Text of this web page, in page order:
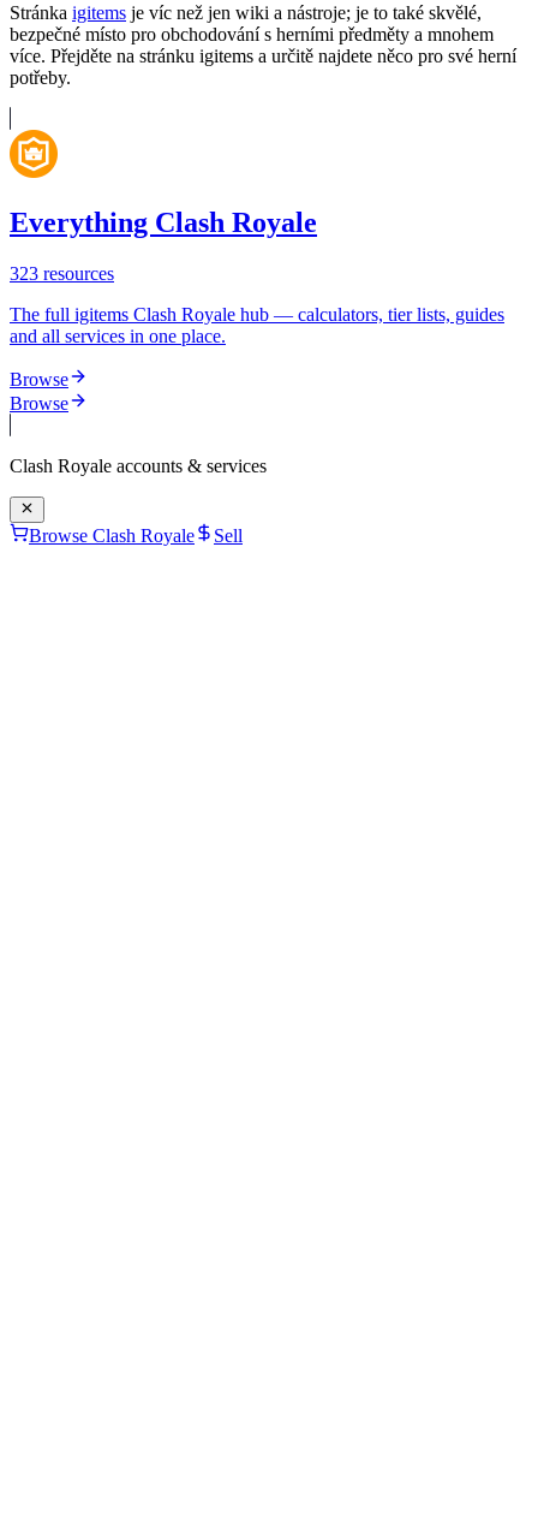
Stránka igitems je víc než jen wiki a nástroje; je to také skvělé,
bezpečné místo pro obchodování s herními předměty a mnohem
více. Přejděte na stránku igitems a určitě najdete něco pro své herní
potřeby.
Everything Clash Royale
323 resources
The full igitems Clash Royale hub — calculators, tier lists, guides
and all services in one place.
Browse
Browse
Clash Royale accounts & services
Browse Clash Royale Sell